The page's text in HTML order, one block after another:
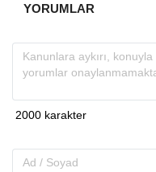
YORUMLAR